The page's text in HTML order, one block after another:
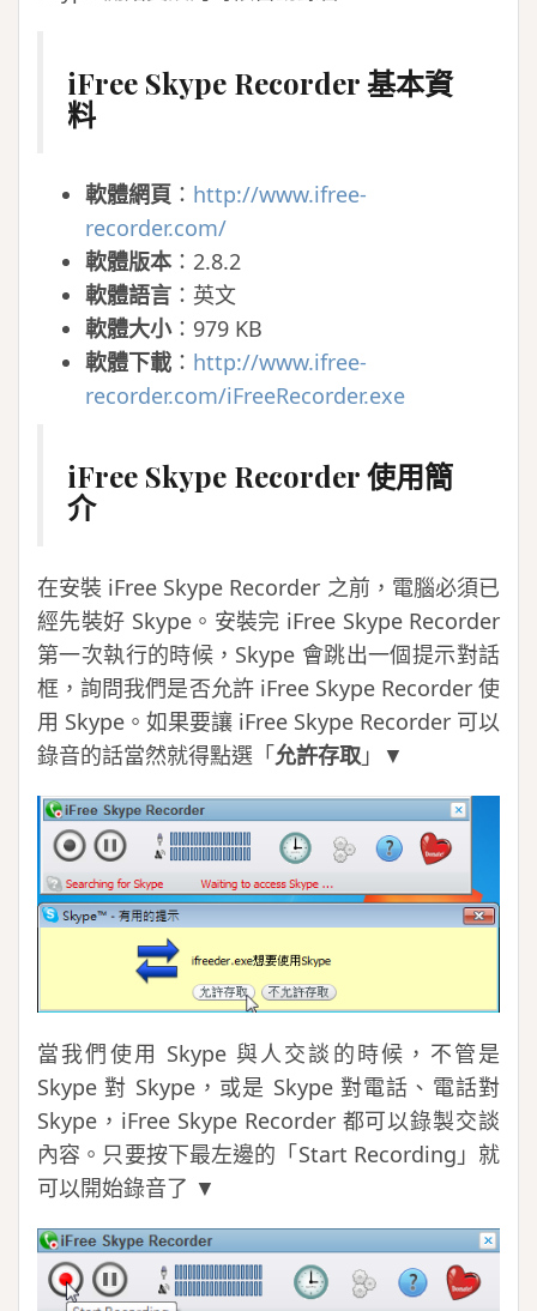
iFree Skype Recorder 基本資
料
軟體網頁 ： http://www.ifree-
recorder.com/
軟體版本 ：2.8.2
軟體語言 ：英文
軟體大小：979 KB
軟體下載 ： http://www.ifree-
recorder.com/iFreeRecorder.exe
iFree Skype Recorder 使用簡
介
在安裝 iFree Skype Recorder 之前，電腦必須已
經先裝好 Skype。安裝完 iFree Skype Recorder
第一次執行的時候，Skype 會跳出一個提示對話
框，詢問我們是否允許 iFree Skype Recorder 使
用 Skype。如果要讓 iFree Skype Recorder 可以
錄音的話當然就得點選「允許存取」▼
當我們使用 Skype 與人交談的時候，不管是
Skype 對 Skype，或是 Skype 對電話、電話對
Skype，iFree Skype Recorder 都可以錄製交談
內容。只要按下最左邊的「Start Recording」就
可以開始錄音了 ▼